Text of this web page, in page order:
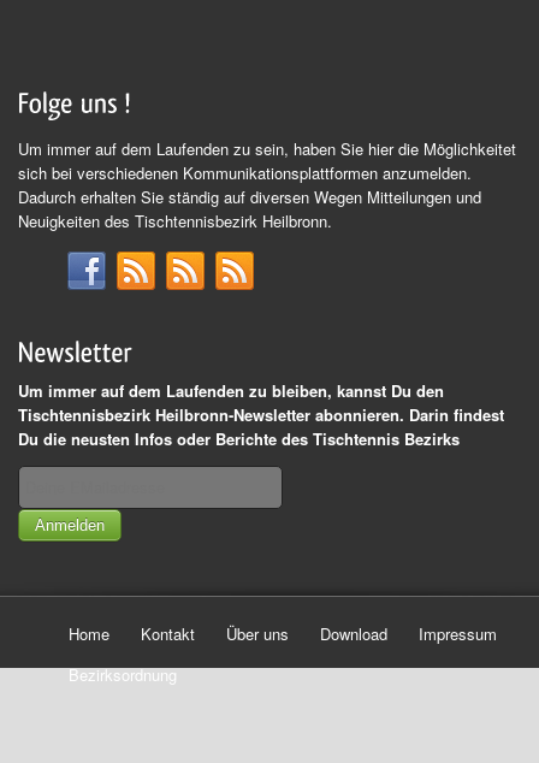
Um immer auf dem Laufenden zu sein, haben Sie hier die Möglichkeitet
sich bei verschiedenen Kommunikationsplattformen anzumelden.
Dadurch erhalten Sie ständig auf diversen Wegen Mitteilungen und
Neuigkeiten des Tischtennisbezirk Heilbronn.
Um immer auf dem Laufenden zu bleiben, kannst Du den
Tischtennisbezirk Heilbronn-Newsletter abonnieren. Darin findest
Du die neusten Infos oder Berichte des Tischtennis Bezirks
Anmelden
Home Kontakt Über uns Download
Impressum
Bezirksordnung